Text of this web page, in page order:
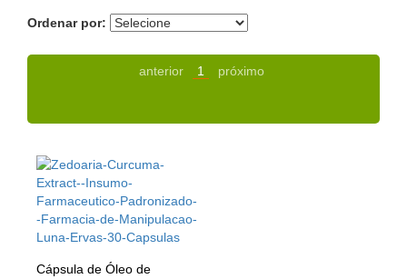
Ordenar por:
anterior 1 próximo
Cápsula de Óleo de